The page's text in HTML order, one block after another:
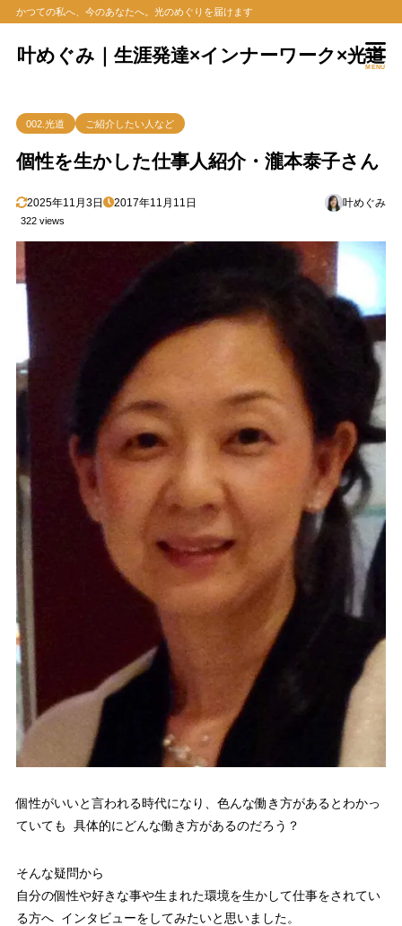
かつての私へ、今のあなたへ。光のめぐりを届けます
叶めぐみ｜生涯発達×インナーワーク×光道
MENU
002.光道 ご紹介したい人など
個性を生かした仕事人紹介・瀧本泰子さん
2025年11月3日 2017年11月11日 叶めぐみ
322 views
個性がいいと言われる時代になり、色んな働き方があるとわかっ
ていても 具体的にどんな働き方があるのだろう？
そんな疑問から
自分の個性や好きな事や生まれた環境を生かして仕事をされてい
る方へ インタビューをしてみたいと思いました。